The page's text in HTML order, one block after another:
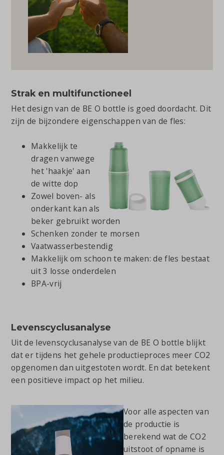
Strak en multifunctioneel
Het design van de BE O bottle is goed doordacht. Dit
zijn de bijzondere eigenschappen van de fles:
Makkelijk te
dragen vanwege
het 'haakje' aan
de witte dop
Zowel boven- als
onderkant kan als
beker gebruikt worden
Schenken zonder te morsen
Vaatwasserbestendig
Makkelijk om schoon te maken: de fles bestaat
uit 3 losse onderdelen
BPA-vrij
Levenscyclusanalyse
Uit de levenscyclusanalyse van de BE O bottle blijkt
dat er tijdens het gehele productieproces meer CO2
opgenomen dan uitgestoten wordt. En dat betekent
een positieve impact op het milieu.
Voor alle aspecten van
de productie is
berekend wat de CO2
uitstoot of opname is